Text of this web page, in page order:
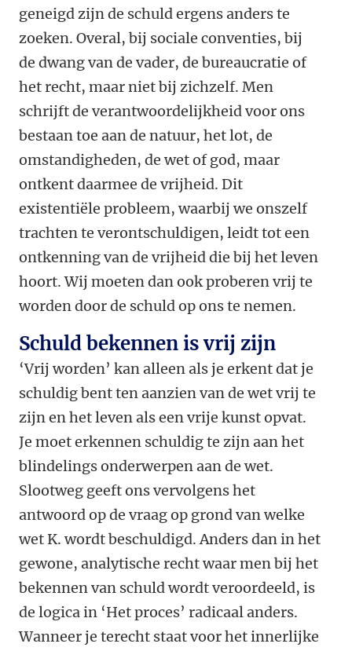
geneigd zijn de schuld ergens anders te
zoeken. Overal, bij sociale conventies, bij
de dwang van de vader, de bureaucratie of
het recht, maar niet bij zichzelf. Men
schrijft de verantwoordelijkheid voor ons
bestaan toe aan de natuur, het lot, de
omstandigheden, de wet of god, maar
ontkent daarmee de vrijheid. Dit
existentiële probleem, waarbij we onszelf
trachten te verontschuldigen, leidt tot een
ontkenning van de vrijheid die bij het leven
hoort. Wij moeten dan ook proberen vrij te
worden door de schuld op ons te nemen.
Schuld bekennen is vrij zijn
‘Vrij worden’ kan alleen als je erkent dat je
schuldig bent ten aanzien van de wet vrij te
zijn en het leven als een vrije kunst opvat.
Je moet erkennen schuldig te zijn aan het
blindelings onderwerpen aan de wet.
Slootweg geeft ons vervolgens het
antwoord op de vraag op grond van welke
wet K. wordt beschuldigd. Anders dan in het
gewone, analytische recht waar men bij het
bekennen van schuld wordt veroordeeld, is
de logica in ‘Het proces’ radicaal anders.
Wanneer je terecht staat voor het innerlijke